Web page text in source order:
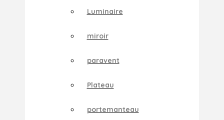
Luminaire
miroir
paravent
Plateau
portemanteau